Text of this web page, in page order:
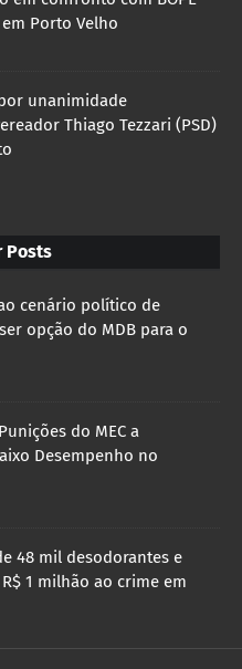
Porto Velho
unanimidade
Thiago Tezzari (PSD)
Posts
cenário político de
opção do MDB para o
do MEC a
Desempenho no
48 mil desodorantes e
1 milhão ao crime em